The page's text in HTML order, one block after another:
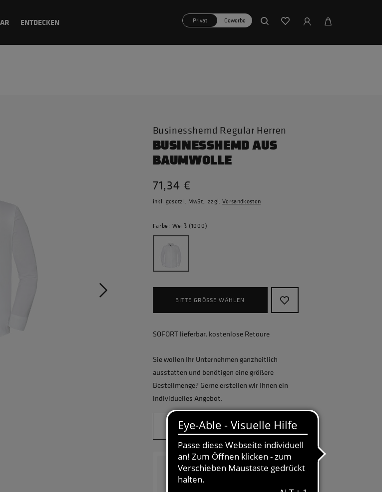
ENTDECKEN Privat Gewerbe
Businesshemd Regular Herren
BUSINESSHEMD AUS
BAUMWOLLE
71,34 €
inkl. gesetzl. MwSt., zzgl. Versandkosten
Farbe: Weiß (1000)
BITTE GRÖSSE WÄHLEN
SOFORT lieferbar, kostenlose Retoure
Sie wollen Ihr Unternehmen ganzheitlich
ausstatten und benötigen eine größere
Bestellmenge? Gerne erstellen wir Ihnen ein
individuelles Angebot.
JETZT ANFRAGEN
Damenvariante
Businessbluse